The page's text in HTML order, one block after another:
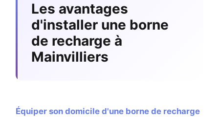
Les avantages
d'installer une borne
de recharge à
Mainvilliers
Équiper son domicile d'une borne de recharge